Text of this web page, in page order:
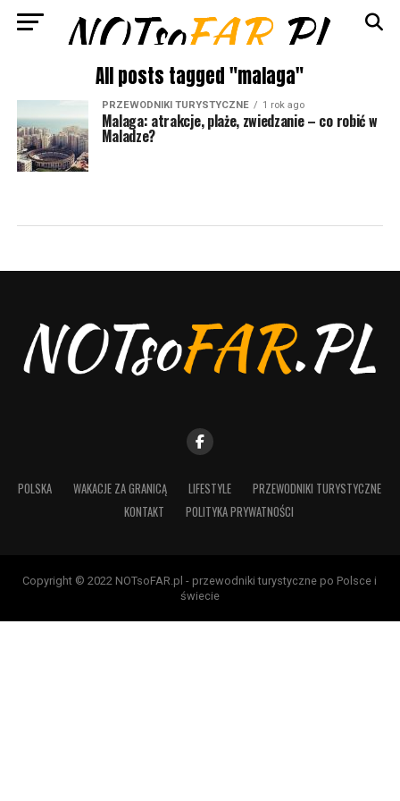
All posts tagged "malaga"
PRZEWODNIKI TURYSTYCZNE 1 rok ago
Malaga: atrakcje, plaże, zwiedzanie – co robić w
Maladze?
POLSKA WAKACJE ZA GRANICĄ LIFESTYLE
PRZEWODNIKI TURYSTYCZNE
KONTAKT
POLITYKA PRYWATNOŚCI
Copyright © 2022 NOTsoFAR.pl - przewodniki turystyczne po Polsce i
świecie